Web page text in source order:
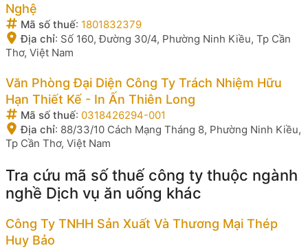
Nghệ
Mã số thuế: 1801832379
Địa chỉ: Số 160, Đường 30/4, Phường Ninh Kiều, Tp Cần
Thơ, Việt Nam
Văn Phòng Đại Diện Công Ty Trách Nhiệm Hữu
Hạn Thiết Kế - In Ấn Thiên Long
Mã số thuế: 0318426294-001
Địa chỉ: 88/33/10 Cách Mạng Tháng 8, Phường Ninh Kiều,
Tp Cần Thơ, Việt Nam
Tra cứu mã số thuế công ty thuộc ngành
nghề Dịch vụ ăn uống khác
Công Ty TNHH Sản Xuất Và Thương Mại Thép
Huy Bảo